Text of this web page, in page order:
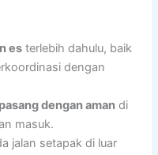
es terlebih dahulu, baik
dengan
dengan aman di
masuk.
jalan setapak di luar